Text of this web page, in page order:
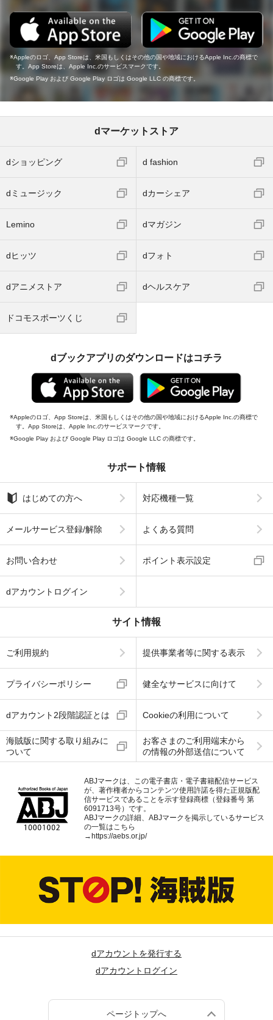
Appleのロゴ、App Storeは、米国もしくはその他の国や地域におけるApple Inc.の商標で
す。App Storeは、Apple Inc.のサービスマークです。
Google Play および Google Play ロゴは Google LLC の商標です。
dマーケットストア
dショッピング d fashion
dミュージック dカーシェア
Lemino dマガジン
dヒッツ dフォト
dアニメストア dヘルスケア
ドコモスポーツくじ
dブックアプリのダウンロードはコチラ
Appleのロゴ、App Storeは、米国もしくはその他の国や地域におけるApple Inc.の商標で
す。App Storeは、Apple Inc.のサービスマークです。
Google Play および Google Play ロゴは Google LLC の商標です。
サポート情報
はじめての方へ 対応機種一覧
メールサービス登録/解除 よくある質問
お問い合わせ ポイント表示設定
dアカウントログイン
サイト情報
ご利用規約 提供事業者等に関する表示
プライバシーポリシー 健全なサービスに向けて
dアカウント2段階認証とは Cookieの利用について
海賊版に関する取り組みに
ついて
お客さまのご利用端末から
の情報の外部送信について
ABJマークは、この電子書店・電子書籍配信サービス
が、著作権者からコンテンツ使用許諾を得た正規版配
信サービスであることを示す登録商標（登録番号 第
6091713号）です。
ABJマークの詳細、ABJマークを掲示しているサービス
の一覧はこちら
→ https://aebs.or.jp/
dアカウントを発行する
dアカウントログイン
ページトップへ